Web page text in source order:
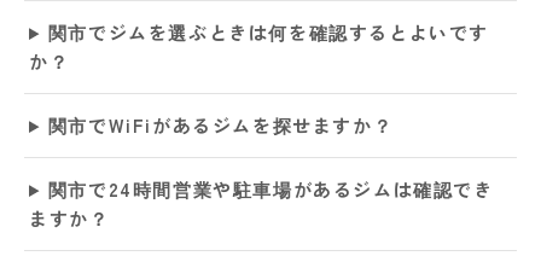
関市でジムを選ぶときは何を確認するとよいです
か？
関市でWiFiがあるジムを探せますか？
関市で24時間営業や駐車場があるジムは確認でき
ますか？